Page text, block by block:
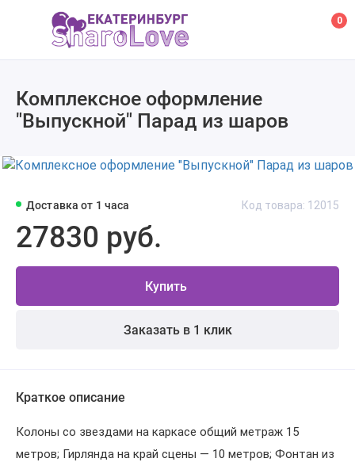
0
Комплексное оформление
"Выпускной" Парад из шаров
Доставка от 1 часа Код товара: 12015
27830 руб.
Купить
Заказать в 1 клик
Краткое описание
Колоны со звездами на каркасе общий метраж 15
метров; Гирлянда на край сцены — 10 метров; Фонтан из